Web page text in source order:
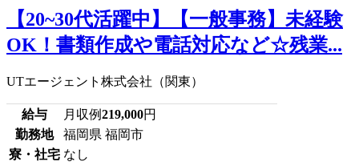
【20~30代活躍中】【一般事務】未経験
OK！書類作成や電話対応など☆残業...
UTエージェント株式会社（関東）
給与 月収例219,000円
勤務地
福岡県 福岡市
寮・社宅 なし